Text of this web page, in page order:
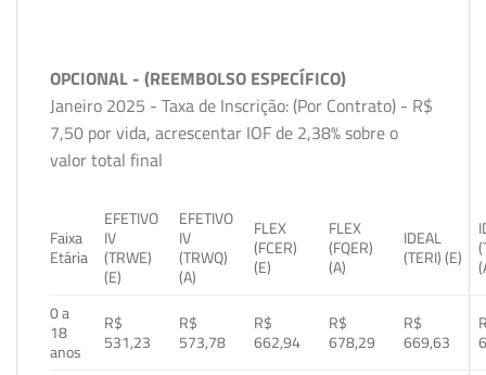
OPCIONAL - (REEMBOLSO ESPECÍFICO)
Janeiro 2025 - Taxa de Inscrição: (Por Contrato) - R$
7,50 por vida, acrescentar IOF de 2,38% sobre o
valor total final
Faixa
Etária
EFETIVO
IV
(TRWE)
(E)
EFETIVO
IV
(TRWQ)
(A)
FLEX
(FCER)
(E)
FLEX
(FQER)
(A)
IDEAL
(TERI) (E)
0 a
18
anos
R$
531,23
R$
573,78
R$
662,94
R$
678,29
R$
669,63